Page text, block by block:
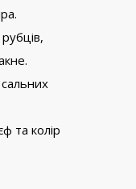
та колір